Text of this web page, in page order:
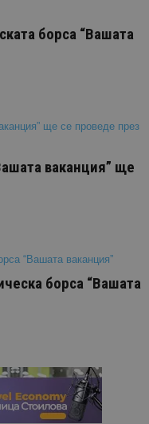
борса “Вашата
ваканция” ще
борса “Вашата